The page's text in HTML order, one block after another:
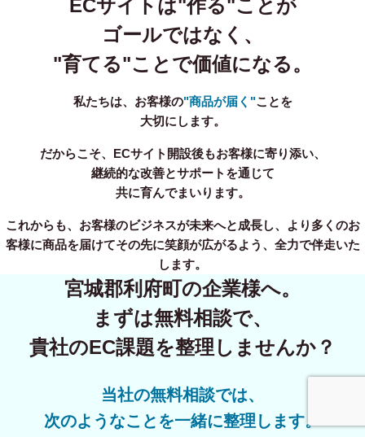
ECサイトは"作る"ことが
ゴールではなく、
"育てる"ことで価値になる。
私たちは、お客様の"商品が届く"ことを
大切にします。
だからこそ、ECサイト開設後もお客様に寄り添い、
継続的な改善とサポートを通じて
共に育んでまいります。
これからも、お客様のビジネスが未来へと成長し、より多くのお
客様に商品を届けてその先に笑顔が広がるよう、全力で伴走いた
します。
宮城郡利府町の企業様へ。
まずは無料相談で、
貴社のEC課題を整理しませんか？
当社の無料相談では、
次のようなことを一緒に整理します。
事業内容 無料相談